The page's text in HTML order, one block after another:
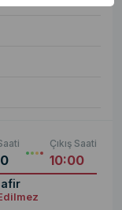
Çıkış Saati
10:00